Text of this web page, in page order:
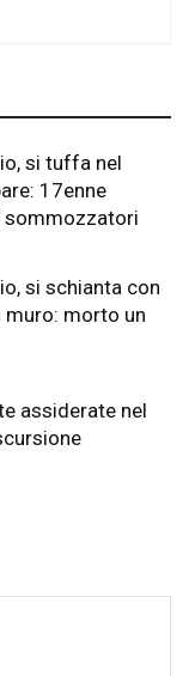
si tuffa nel
17enne
si schianta con
morto un
assiderate nel